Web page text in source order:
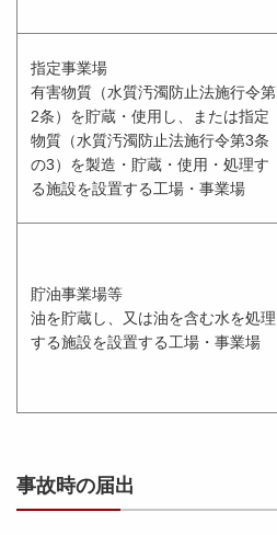
指定事業場
有害物質（水質汚濁防止法施行令第
2条）を貯蔵・使用し、または指定
物質（水質汚濁防止法施行令第3条
の3）を製造・貯蔵・使用・処理す
る施設を設置する工場・事業場
貯油事業場等
油を貯蔵し、又は油を含む水を処理
する施設を設置する工場・事業場
事故時の届出